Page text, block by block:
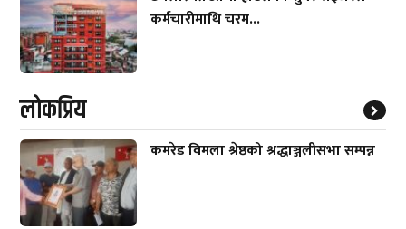
कर्मचारीमाथि चरम...
लाेकप्रिय
कमरेड विमला श्रेष्ठको श्रद्धाञ्जलीसभा सम्पन्न